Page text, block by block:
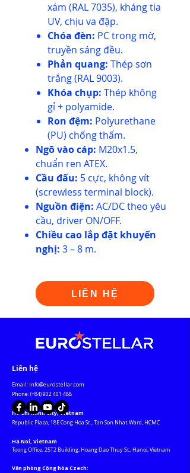
xám (RAL 7035), kháng tia
UV, chịu va đập.
Chóa đèn: PC trong mờ,
truyền sáng đều.
Phản quang: Thép sơn
trắng (RAL 9003).
Khóa chụp: Thép không
gỉ + polyamide.
Ron đệm: Polyurethane
(PU) chống thấm.
Ngõ vào cáp: M20x1.5,
chuẩn ren ATEX.
Cầu đấu: 5 cực, không vít
(screwless terminal block).
Nguồn điện: AC/DC theo yêu
cầu, driver ON/OFF.
Chiều cao lắp đặt khuyến
nghị: 3 – 8 m.
LIÊN HỆ
​Liên hệ
Email: Info@eurostellar.com
​​​Phone: (+84)902 401 488
Ho Chi Minh City, Vietnam
​Republic Plaza, 18E Cong Hoa St., Tan Son Nhat Ward, HCMC​
Ha Noi, Vietnam
Toong Office, 25T2 Building, Hoang Dao Thuy St., Hanoi, Vietnam
Văn phòng Cộng hòa Czech: